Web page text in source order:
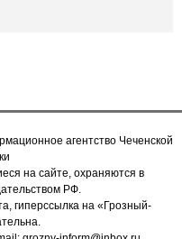
агентство Чеченской
на сайте, охраняются в
РФ.
гиперссылка на «Грозный-